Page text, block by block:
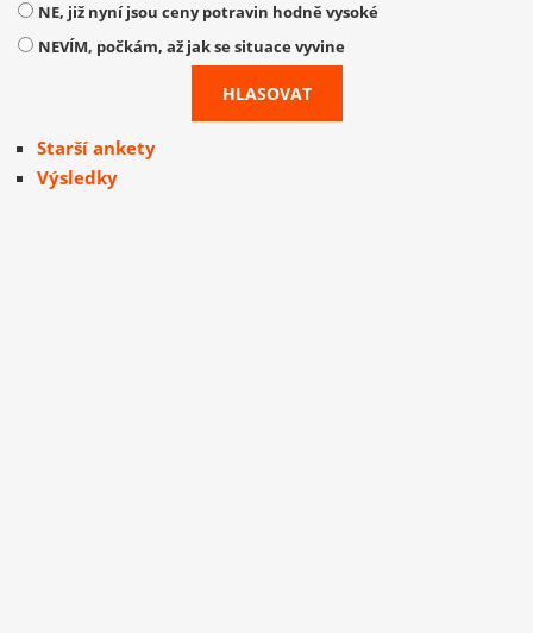
NE, již nyní jsou ceny potravin hodně vysoké
NEVÍM, počkám, až jak se situace vyvine
Starší ankety
Výsledky